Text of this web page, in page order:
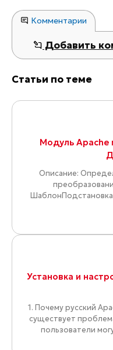
Комментарии
Добавить
Статьи по теме
Модуль Apache
Описание:
Установка и
1. Почему русский
существует
пользователи